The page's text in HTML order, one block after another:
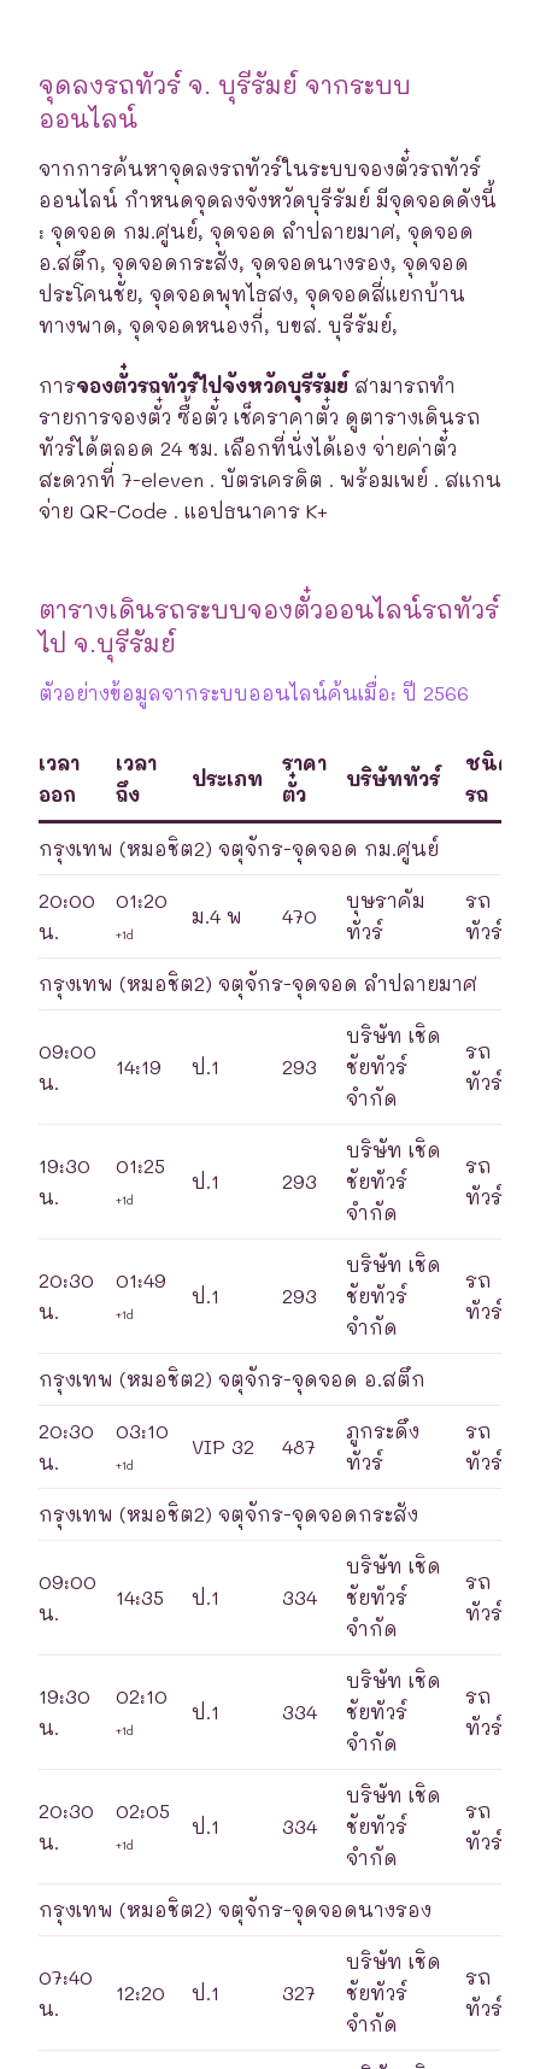
จุดลงรถทัวร์ จ. บุรีรัมย์ จากระบบ
ออนไลน์
จากการค้นหาจุดลงรถทัวร์ในระบบจองตั๋วรถทัวร์
ออนไลน์ กำหนดจุดลงจังหวัดบุรีรัมย์ มีจุดจอดดังนี้
: จุดจอด กม.ศูนย์, จุดจอด ลำปลายมาศ, จุดจอด
อ.สตึก, จุดจอดกระสัง, จุดจอดนางรอง, จุดจอด
ประโคนชัย, จุดจอดพุทไธสง, จุดจอดสี่แยกบ้าน
ทางพาด, จุดจอดหนองกี่, บขส. บุรีรัมย์,
การจองตั๋วรถทัวร์ไปจังหวัดบุรีรัมย์ สามารถทำ
รายการจองตั๋ว ซื้อตั๋ว เช็คราคาตั๋ว ดูตารางเดินรถ
ทัวร์ได้ตลอด 24 ชม. เลือกที่นั่งได้เอง จ่ายค่าตั๋ว
สะดวกที่ 7-eleven . บัตรเครดิต . พร้อมเพย์ . สแกน
จ่าย QR-Code . แอปธนาคาร K+
ตารางเดินรถระบบจองตั๋วออนไลน์รถทัวร์
ไป จ.บุรีรัมย์
ตัวอย่างข้อมูลจากระบบออนไลน์ค้นเมื่อ: ปี 2566
เวลา
ออก
เวลา
ถึง
ประเภท
ราคา
ตั๋ว
บริษัททัวร์
ชนิด
รถ
กรุงเทพ (หมอชิต2) จตุจักร-จุดจอด กม.ศูนย์
20:00
น.
01:20
+1d
ม.4 พ 470
บุษราคัม
ทัวร์
รถ
ทัวร์
กรุงเทพ (หมอชิต2) จตุจักร-จุดจอด ลำปลายมาศ
09:00
น.
14:19 ป.1 293
บริษัท เชิด
ชัยทัวร์
จำกัด
รถ
ทัวร์
19:30
น.
01:25
+1d
ป.1 293
บริษัท เชิด
ชัยทัวร์
จำกัด
รถ
ทัวร์
20:30
น.
01:49
+1d
ป.1 293
บริษัท เชิด
ชัยทัวร์
จำกัด
รถ
ทัวร์
กรุงเทพ (หมอชิต2) จตุจักร-จุดจอด อ.สตึก
20:30
น.
03:10
+1d
VIP 32 487
ภูกระดึง
ทัวร์
รถ
ทัวร์
กรุงเทพ (หมอชิต2) จตุจักร-จุดจอดกระสัง
09:00
น.
14:35 ป.1 334
บริษัท เชิด
ชัยทัวร์
จำกัด
รถ
ทัวร์
19:30
น.
02:10
+1d
ป.1 334
บริษัท เชิด
ชัยทัวร์
จำกัด
รถ
ทัวร์
20:30
น.
02:05
+1d
ป.1 334
บริษัท เชิด
ชัยทัวร์
จำกัด
รถ
ทัวร์
กรุงเทพ (หมอชิต2) จตุจักร-จุดจอดนางรอง
07:40
น.
12:20 ป.1 327
บริษัท เชิด
ชัยทัวร์
จำกัด
รถ
ทัวร์